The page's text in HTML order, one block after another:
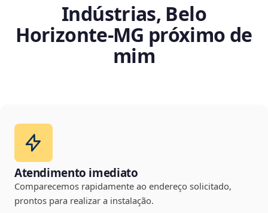
Indústrias, Belo
Horizonte‑MG próximo de
mim
Atendimento imediato
Comparecemos rapidamente ao endereço solicitado,
prontos para realizar a instalação.